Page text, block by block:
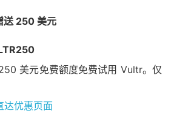
送 250 美元
美元免费额度免费试用 Vultr。仅
达优惠页面